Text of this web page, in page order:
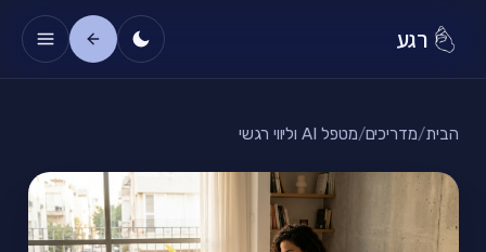
רגע
הבית/מדריכים/מטפל AI וליווי רגשי